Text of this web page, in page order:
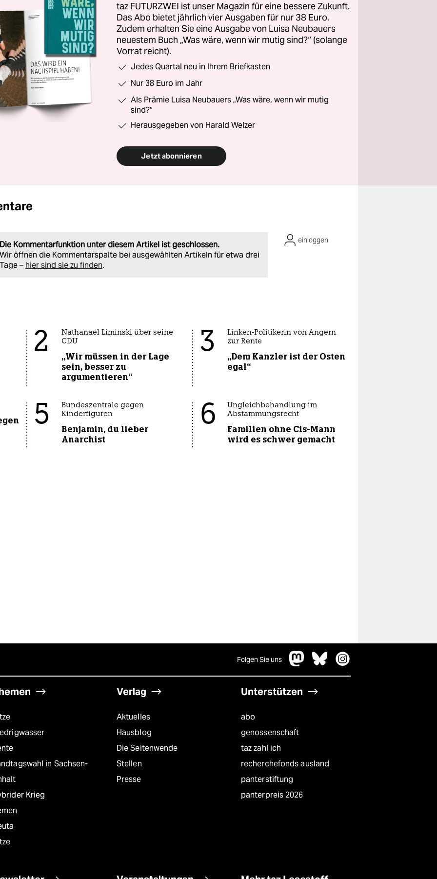
taz FUTURZWEI ist unser Magazin für eine bessere Zukunft.
Das Abo bietet jährlich vier Ausgaben für nur 38 Euro.
Zudem erhalten Sie eine Ausgabe von Luisa Neubauers
neuestem Buch „Was wäre, wenn wir mutig sind?“ (solange
Vorrat reicht).
Jedes Quartal neu in Ihrem Briefkasten
Nur 38 Euro im Jahr
Als Prämie Luisa Neubauers „Was wäre, wenn wir mutig
sind?“
Herausgegeben von Harald Welzer
Jetzt abonnieren
Die Kommentarfunktion unter diesem Artikel ist geschlossen.
Wir öffnen die Kommentarspalte bei ausgewählten Artikeln für etwa drei
Tage – hier sind sie zu finden.
einloggen
2
Nathanael Liminski über seine
CDU
„Wir müssen in der Lage
sein, besser zu
argumentieren“
3
Linken-Politikerin von Angern
zur Rente
„Dem Kanzler ist der Osten
egal“
5
Bundeszentrale gegen
Kinderfiguren
Benjamin, du lieber
Anarchist
6
Ungleichbehandlung im
Abstammungsrecht
Familien ohne Cis-Mann
wird es schwer gemacht
Folgen Sie uns
in Sachsen-
Krieg
Verlag
Aktuelles
Hausblog
Die Seitenwende
Stellen
Presse
Unterstützen
abo
genossenschaft
taz zahl ich
recherchefonds ausland
panterstiftung
panterpreis 2026